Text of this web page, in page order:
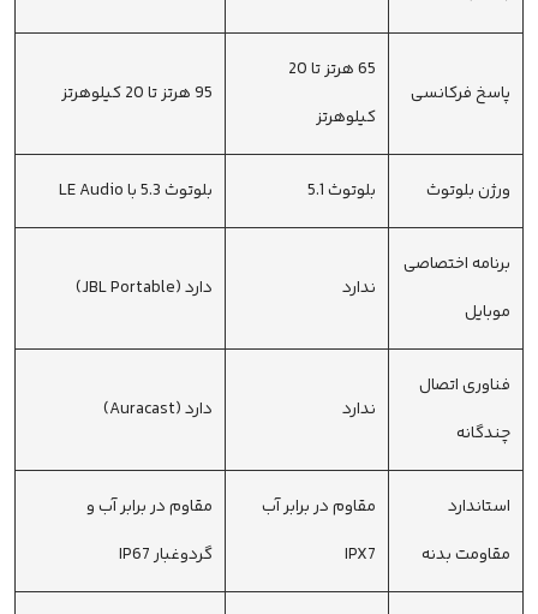
پاسخ فرکانسی
65 هرتز تا 20
کیلوهرتز
95 هرتز تا 20 کیلوهرتز
ورژن بلوتوث بلوتوث 5.1 بلوتوث 5.3 با LE Audio
برنامه اختصاصی
موبایل
ندارد دارد (JBL Portable)
فناوری اتصال
چندگانه
ندارد دارد (Auracast)
استاندارد
مقاومت بدنه
مقاوم در برابر آب
IPX7
مقاوم در برابر آب و
گردوغبار IP67